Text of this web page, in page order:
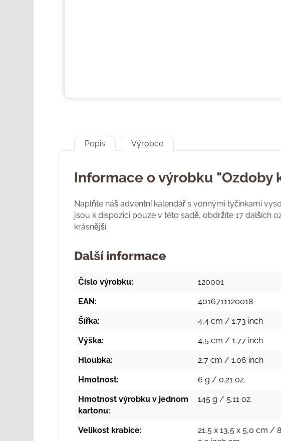
Popis Výrobce
Informace o výrobku
Naplňte náš adventní kalendář s vonnými tyčinkami
jsou k dispozici pouze v této sadě, obdržíte 17 dalších
krásnější.
Další informace
Číslo výrobku: 120001
EAN: 4016711120018
Šířka: 4,4 cm / 1.73 inch
Výška: 4,5 cm / 1.77 inch
Hloubka: 2,7 cm / 1.06 inch
Hmotnost: 6 g / 0.21 oz.
Hmotnost výrobku v jednom
kartonu:
145 g / 5.11 oz.
Velikost krabice:
21,5 x 13,5 x 5,0 cm /